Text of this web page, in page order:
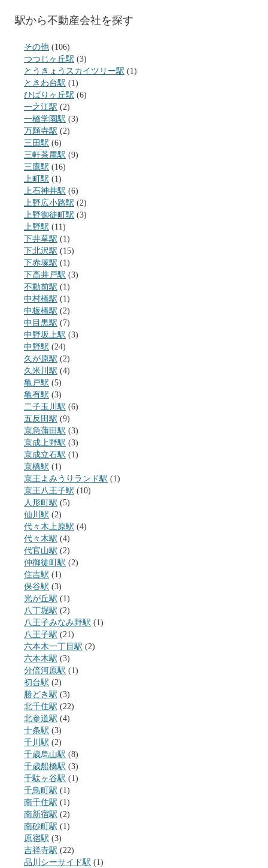
駅から不動産会社を探す
その他 (106)
つつじヶ丘駅 (3)
とうきょうスカイツリー駅 (1)
ときわ台駅 (1)
ひばりヶ丘駅 (6)
一之江駅 (2)
一橋学園駅 (3)
万願寺駅 (2)
三田駅 (6)
三軒茶屋駅 (9)
三鷹駅 (16)
上町駅 (1)
上石神井駅 (6)
上野広小路駅 (2)
上野御徒町駅 (3)
上野駅 (11)
下井草駅 (1)
下北沢駅 (15)
下赤塚駅 (1)
下高井戸駅 (3)
不動前駅 (1)
中村橋駅 (1)
中板橋駅 (2)
中目黒駅 (7)
中野坂上駅 (3)
中野駅 (24)
久が原駅 (2)
久米川駅 (4)
亀戸駅 (5)
亀有駅 (3)
二子玉川駅 (6)
五反田駅 (9)
京急蒲田駅 (3)
京成上野駅 (3)
京成立石駅 (1)
京橋駅 (1)
京王よみうりランド駅 (1)
京王八王子駅 (10)
人形町駅 (5)
仙川駅 (2)
代々木上原駅 (4)
代々木駅 (4)
代官山駅 (2)
仲御徒町駅 (2)
住吉駅 (1)
保谷駅 (3)
光が丘駅 (1)
八丁堀駅 (2)
八王子みなみ野駅 (1)
八王子駅 (21)
六本木一丁目駅 (2)
六本木駅 (3)
分倍河原駅 (1)
初台駅 (2)
勝どき駅 (3)
北千住駅 (22)
北参道駅 (4)
十条駅 (3)
千川駅 (2)
千歳烏山駅 (8)
千歳船橋駅 (3)
千駄ヶ谷駅 (1)
千鳥町駅 (1)
南千住駅 (1)
南新宿駅 (2)
南砂町駅 (1)
原宿駅 (3)
吉祥寺駅 (22)
品川シーサイド駅 (1)